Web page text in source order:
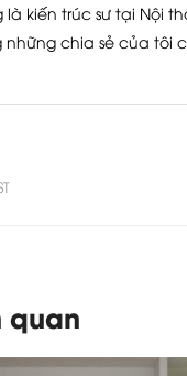
là kiến trúc sư tại Nội
những chia sẻ của tôi
quan